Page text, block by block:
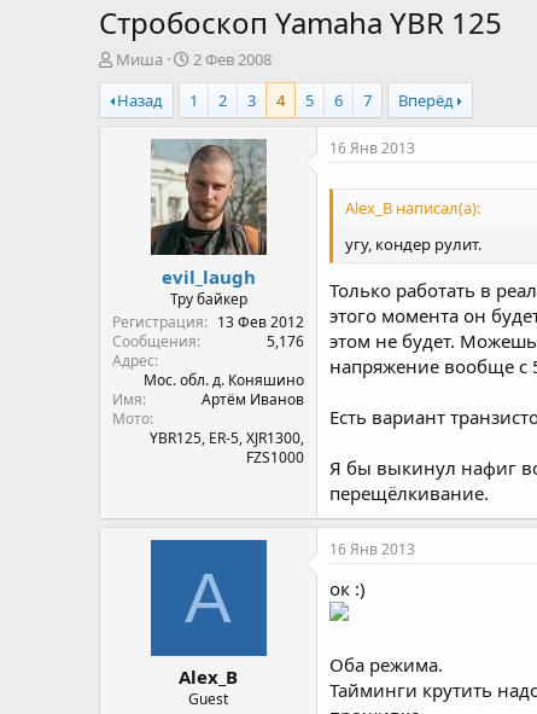
Стробоскоп Yamaha YBR 125
А
в
т
о
Миша
Д
а
т
а
н
а
ч
а
л
а
2 Фев 2008
Назад
1 2 3 4 5 6 7 Вперёд
evil_laugh
Тру байкер
Регистрация
13 Фев 2012
Сообщения
5,176
Адрес
Мос. обл. д. Коняшино
Имя
Артём Иванов
Мото
YBR125, ER-5, XJR1300,
FZS1000
16 Янв 2013
Alex_B написал(а):
угу, кондер рулит.
Только работать в
этого момента он
этом не будет.
напряжение вообще с
Есть вариант
Я бы выкинул нафиг
перещёлкивание.
A
Alex_B
Guest
16 Янв 2013
ок :)
Оба режима.
Тайминги крутить